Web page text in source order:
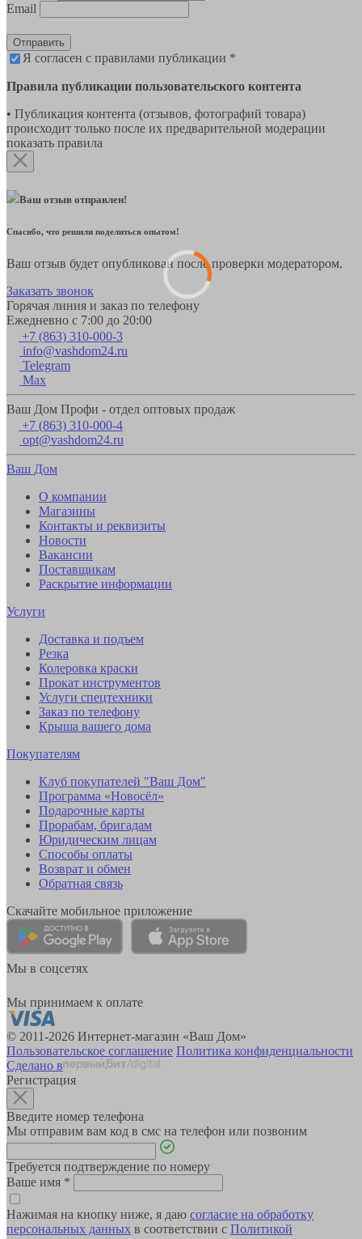
Email
Отправить
Я согласен с правилами публикации *
Правила публикации пользовательского контента
• Публикация контента (отзывов, фотографий товара)
происходит только после их предварительной модерации
показать правила
Ваш отзыв отправлен!
Спасибо, что решили поделиться опытом!
Ваш отзыв будет опубликован после проверки модератором.
Заказать звонок
Горячая линия и заказ по телефону
Ежедневно с 7:00 до 20:00
+7 (863) 310-000-3
info@vashdom24.ru
Telegram
Max
Ваш Дом Профи - отдел оптовых продаж
+7 (863) 310-000-4
opt@vashdom24.ru
Ваш Дом
О компании
Магазины
Контакты и реквизиты
Новости
Вакансии
Поставщикам
Раскрытие информации
Услуги
Доставка и подъем
Резка
Колеровка краски
Прокат инструментов
Услуги спецтехники
Заказ по телефону
Крыша вашего дома
Покупателям
Клуб покупателей "Ваш Дом"
Программа «Новосёл»
Подарочные карты
Прорабам, бригадам
Юридическим лицам
Способы оплаты
Возврат и обмен
Обратная связь
Скачайте мобильное приложение
Мы в соцсетях
Мы принимаем к оплате
© 2011-2026 Интернет-магазин «Ваш Дом»
Пользовательское соглашение Политика конфиденциальности
Сделано в
Регистрация
Введите номер телефона
Мы отправим вам код в смс на телефон или позвоним
Требуется подтверждение по номеру
Ваше имя *
Нажимая на кнопку ниже, я даю согласие на обработку
персональных данных в соответствии с Политикой